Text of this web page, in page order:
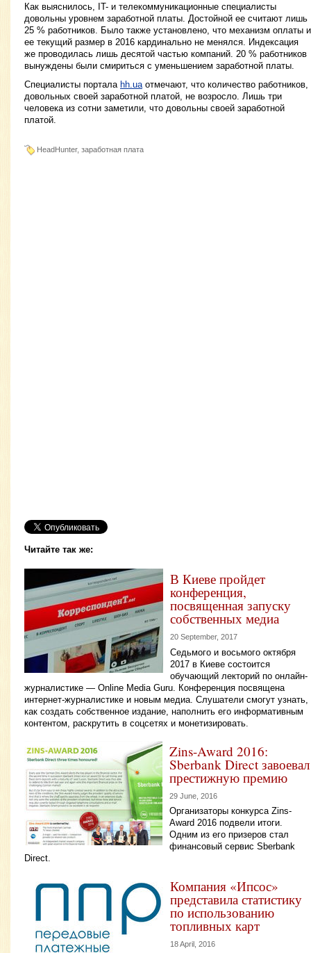
Как выяснилось, IT- и телекоммуникационные специалисты
довольны уровнем заработной платы. Достойной ее считают лишь
25 % работников. Было также установлено, что механизм оплаты и
ее текущий размер в 2016 кардинально не менялся. Индексация
же проводилась лишь десятой частью компаний. 20 % работников
вынуждены были смириться с уменьшением заработной платы.
Специалисты портала hh.uaотмечают, что количество работников,
довольных своей заработной платой, не возросло. Лишь три
человека из сотни заметили, что довольны своей заработной
платой.
HeadHunter, заработная плата
Читайте так же:
В Киеве пройдет
конференция,
посвященная запуску
собственных медиа
20 September, 2017
Седьмого и восьмого октября
2017 в Киеве состоится
обучающий лекторий по онлайн-
журналистике — Online Media Guru. Конференция посвящена
интернет-журналистике и новым медиа. Слушатели смогут узнать,
как создать собственное издание, наполнить его информативным
контентом, раскрутить в соцсетях и монетизировать.
Zins-Award 2016:
Sberbank Direct завоевал
престижную премию
29 June, 2016
Организаторы конкурса Zins-
Award 2016 подвели итоги.
Одним из его призеров стал
финансовый сервис Sberbank
Direct.
Компания «Ипсос»
представила статистику
по использованию
топливных карт
18 April, 2016